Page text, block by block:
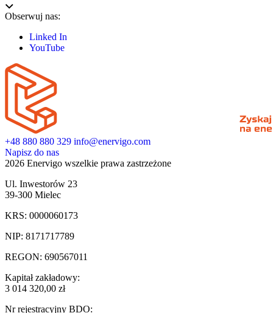
Obserwuj nas:
Linked In
YouTube
+48 880 880 329 info@enervigo.com
Napisz do nas
2026 Enervigo wszelkie prawa zastrzeżone
Ul. Inwestorów 23
39-300 Mielec
KRS: 0000060173
NIP: 8171717789
REGON: 690567011
Kapitał zakładowy:
3 014 320,00 zł
Nr rejestracyjny BDO: